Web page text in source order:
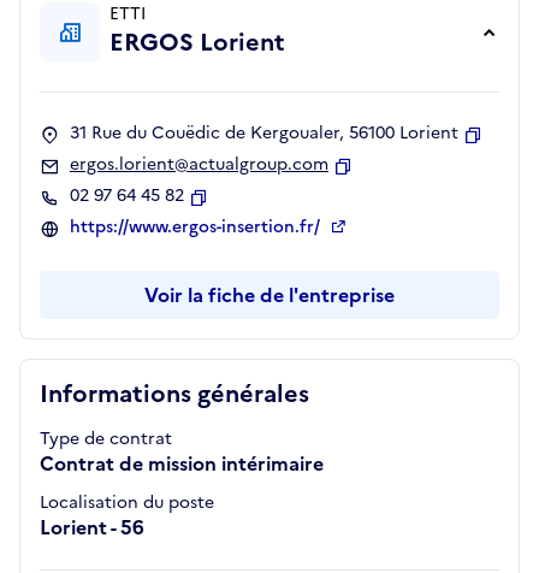
Informations générales
Type de contrat
Contrat de mission intérimaire
Localisation du poste
Lorient - 56
ETTI
ERGOS Lorient
31 Rue du Couëdic de Kergoualer, 56100 Lorient
ergos.lorient@actualgroup.com
02 97 64 45 82
Copier
https://www.ergos-insertion.fr/
Voir la fiche de l'entreprise